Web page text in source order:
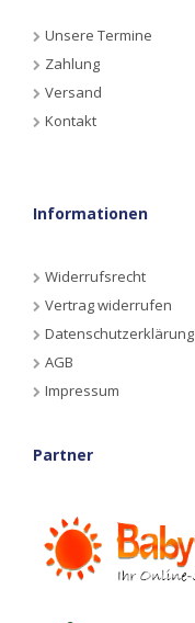
Unsere Termine
Zahlung
Versand
Kontakt
Informationen
Widerrufsrecht
Vertrag widerrufen
Datenschutzerklärung
AGB
Impressum
Partner